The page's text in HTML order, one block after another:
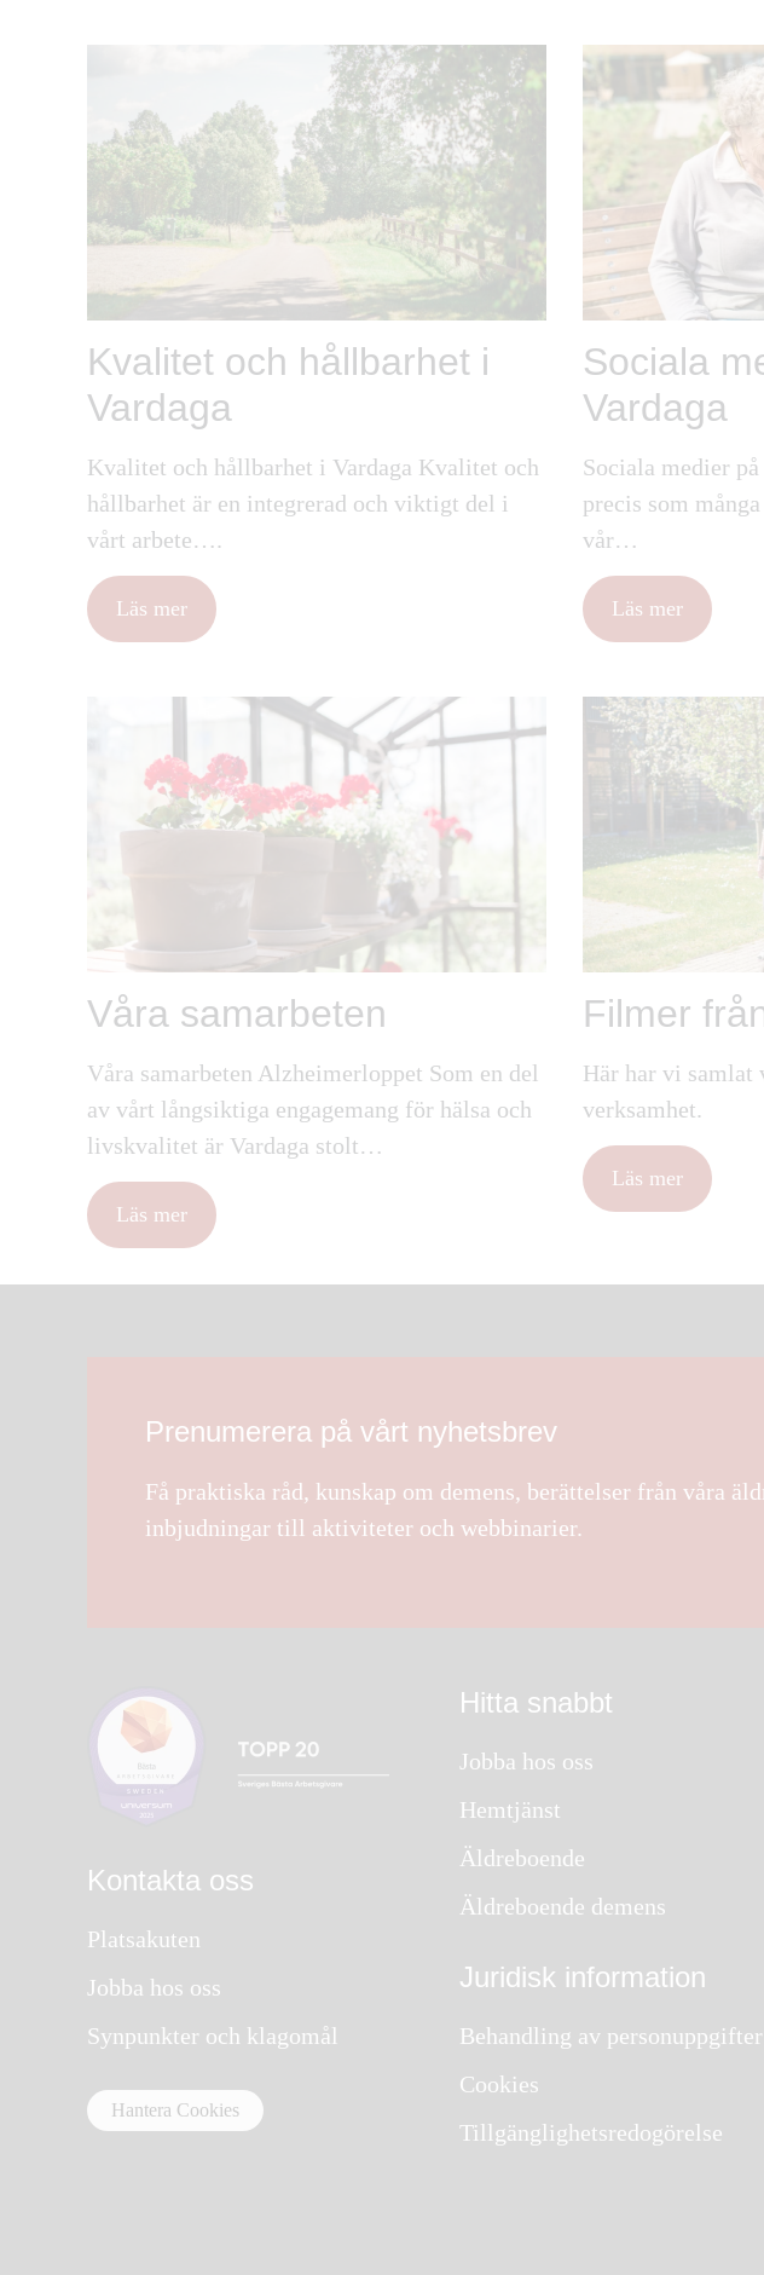
Kvalitet och hållbarhet i
Vardaga
Kvalitet och hållbarhet i Vardaga Kvalitet och
hållbarhet är en integrerad och viktigt del i
vårt arbete….
Läs mer
Sociala
Vardaga
Sociala medier
precis som
vår…
Läs mer
Våra samarbeten
Våra samarbeten Alzheimerloppet Som en del
av vårt långsiktiga engagemang för hälsa och
livskvalitet är Vardaga stolt…
Läs mer
Filmer
Här har vi samlat
verksamhet.
Läs mer
Prenumerera på vårt nyhetsbrev
Få praktiska råd, kunskap om demens, berättelser från våra
inbjudningar till aktiviteter och webbinarier.
Kontakta oss
Platsakuten
Jobba hos oss
Synpunkter och klagomål
Hantera Cookies
Hitta snabbt
Jobba hos oss
Hemtjänst
Äldreboende
Äldreboende demens
Juridisk information
Behandling av personuppgifter
Cookies
Tillgänglighetsredogörelse